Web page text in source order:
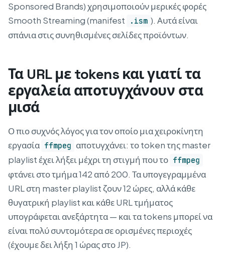
Sponsored Brands) χρησιμοποιούν μερικές φορές
Smooth Streaming (manifest
.ism ). Αυτά είναι
σπάνια στις συνηθισμένες σελίδες προϊόντων.
Τα URL με tokens και γιατί τα
εργαλεία αποτυγχάνουν στα
μισά
Ο πιο συχνός λόγος για τον οποίο μια χειροκίνητη
εργασία ffmpeg αποτυγχάνει: το token της master
playlist έχει λήξει μέχρι τη στιγμή που το ffmpeg
φτάνει στο τμήμα 142 από 200. Τα υπογεγραμμένα
URL στη master playlist ζουν 12 ώρες, αλλά κάθε
θυγατρική playlist και κάθε URL τμήματος
υπογράφεται ανεξάρτητα — και τα tokens μπορεί να
είναι πολύ συντομότερα σε ορισμένες περιοχές
(έχουμε δει λήξη 1 ώρας στο JP).